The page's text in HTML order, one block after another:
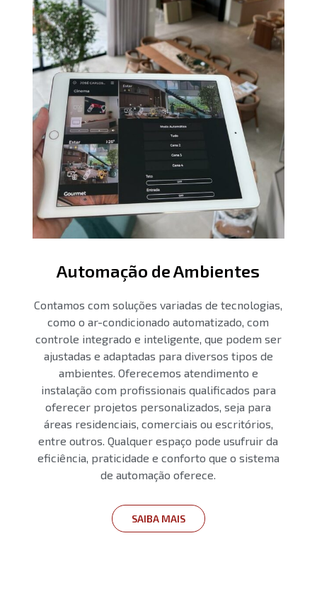
Automação de Ambientes
Contamos com soluções variadas de tecnologias,
como o ar-condicionado automatizado, com
controle integrado e inteligente, que podem ser
ajustadas e adaptadas para diversos tipos de
ambientes. Oferecemos atendimento e
instalação com profissionais qualificados para
oferecer projetos personalizados, seja para
áreas residenciais, comerciais ou escritórios,
entre outros. Qualquer espaço pode usufruir da
eficiência, praticidade e conforto que o sistema
de automação oferece.
SAIBA MAIS